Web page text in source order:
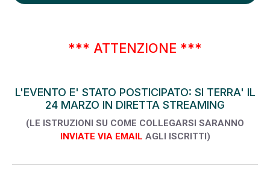
*** ATTENZIONE ***
L'EVENTO E' STATO POSTICIPATO: SI TERRA' IL
24 MARZO IN DIRETTA STREAMING
(LE ISTRUZIONI SU COME COLLEGARSI SARANNO
INVIATE VIA EMAIL AGLI ISCRITTI)